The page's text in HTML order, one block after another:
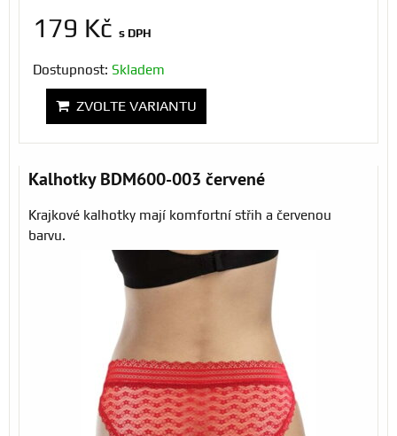
179 Kč s DPH
Dostupnost: Skladem
ZVOLTE VARIANTU
Kalhotky BDM600-003 červené
Krajkové kalhotky mají komfortní střih a červenou
barvu.